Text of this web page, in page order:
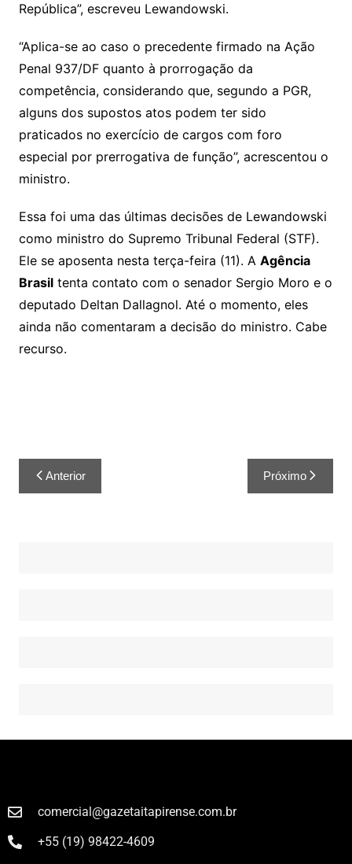
República”, escreveu Lewandowski.
“Aplica-se ao caso o precedente firmado na Ação
Penal 937/DF quanto à prorrogação da
competência, considerando que, segundo a PGR,
alguns dos supostos atos podem ter sido
praticados no exercício de cargos com foro
especial por prerrogativa de função”, acrescentou o
ministro.
Essa foi uma das últimas decisões de Lewandowski
como ministro do Supremo Tribunal Federal (STF).
Ele se aposenta nesta terça-feira (11). A Agência
Brasiltenta contato com o senador Sergio Moro e o
deputado Deltan Dallagnol. Até o momento, eles
ainda não comentaram a decisão do ministro. Cabe
recurso.
Anterior Próximo
comercial@gazetaitapirense.com.br
+55 (19) 98422-4609